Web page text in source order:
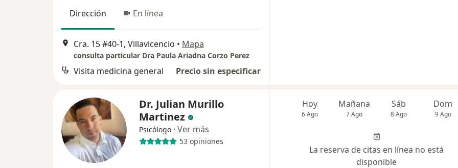
Dirección
En línea
Cra. 15 #40-1, Villavicencio • Mapa
consulta particular Dra Paula Ariadna Corzo Perez
Visita medicina general Precio sin especificar
Dr. Julian Murillo
Martinez
Psicólogo · Ver más
53 opiniones
Hoy
6 Ago
Mañana
7 Ago
Sáb
8 Ago
Dom
9 Ago
La reserva de citas en línea no está
disponible